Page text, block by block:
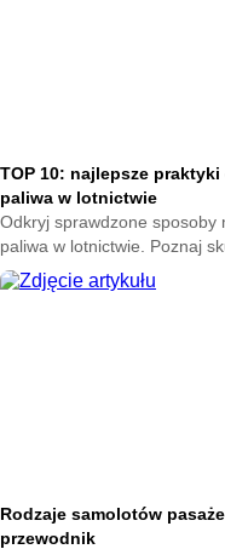
TOP 10: najlepsze
paliwa w lotnictwie
Odkryj sprawdzone sposoby
paliwa w lotnictwie. Poznaj
optymalizuj koszty rejsów.
TOP 10 już teraz.
Rodzaje samolotów
przewodnik